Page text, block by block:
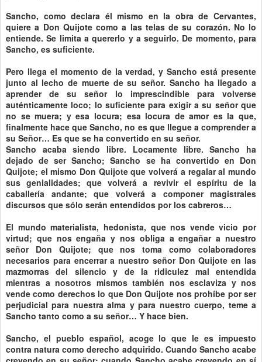
Sancho, como declara él mismo en la obra de Cervantes,
quiere a Don Quijote como a las telas de su corazón. No lo
entiende. Se limita a quererlo y a seguirlo. De momento, para
Sancho, es suficiente.
Pero llega el momento de la verdad, y Sancho está presente
junto al lecho de muerte de su señor. Sancho ha llegado a
aprender de su señor lo imprescindible para volverse
auténticamente loco; lo suficiente para exigir a su señor que
no se muera; y esa locura; esa locura de amor es la que,
finalmente hace que Sancho, no es que llegue a comprender a
su Señor… Es que se ha convertido en su señor.
Sancho acaba siendo libre. Locamente libre. Sancho ha
dejado de ser Sancho; Sancho se ha convertido en Don
Quijote; el mismo Don Quijote que volverá a regalar al mundo
sus genialidades; que volverá a revivir el espíritu de la
caballería andante; que volverá a componer magistrales
discursos que sólo serán entendidos por los cabreros…
El mundo materialista, hedonista, que nos vende vicio por
virtud; que nos engaña y nos obliga a engañar a nuestro
señor Don Quijote; que nos toma como colaboradores
necesarios para encerrar a nuestro señor Don Quijote en las
mazmorras del silencio y de la ridiculez mal entendida
mientras a nosotros mismos también nos esclaviza y nos
vende como derechos lo que Don Quijote nos prohíbe por ser
perjudicial para nuestra alma y para nuestro cuerpo, teme a
Sancho tanto como a su señor… Y hace bien.
Sancho, el pueblo español, acoge lo que le es impuesto
contra natura como derecho adquirido. Cuando Sancho acabe